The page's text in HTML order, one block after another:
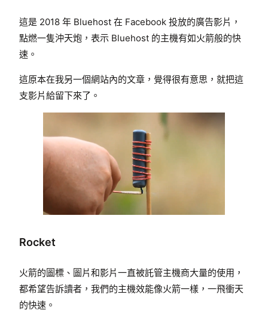
這是 2018 年 Bluehost 在 Facebook 投放的廣告影片，
點燃一隻沖天炮，表示 Bluehost 的主機有如火箭般的快
速。
這原本在我另一個網站內的文章，覺得很有意思，就把這
支影片給留下來了。
Rocket
火箭的圖標、圖片和影片一直被託管主機商大量的使用，
都希望告訴讀者，我們的主機效能像火箭一樣，一飛衝天
的快速。